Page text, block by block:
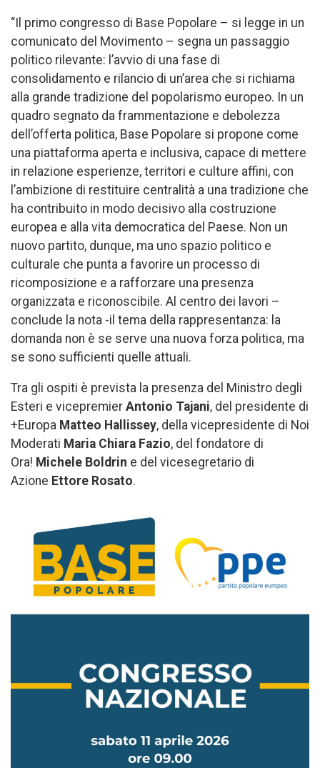
“Il primo congresso di Base Popolare – si legge in un
comunicato del Movimento – segna un passaggio
politico rilevante: l’avvio di una fase di
consolidamento e rilancio di un’area che si richiama
alla grande tradizione del popolarismo europeo. In un
quadro segnato da frammentazione e debolezza
dell’offerta politica, Base Popolare si propone come
una piattaforma aperta e inclusiva, capace di mettere
in relazione esperienze, territori e culture affini, con
l’ambizione di restituire centralità a una tradizione che
ha contribuito in modo decisivo alla costruzione
europea e alla vita democratica del Paese. Non un
nuovo partito, dunque, ma uno spazio politico e
culturale che punta a favorire un processo di
ricomposizione e a rafforzare una presenza
organizzata e riconoscibile. Al centro dei lavori –
conclude la nota -il tema della rappresentanza: la
domanda non è se serve una nuova forza politica, ma
se sono sufficienti quelle attuali.
Tra gli ospiti è prevista la presenza del Ministro degli
Esteri e vicepremier Antonio Tajani, del presidente di
+Europa Matteo Hallissey, della vicepresidente di Noi
Moderati Maria Chiara Fazio, del fondatore di
Ora! Michele Boldrin e del vicesegretario di
Azione Ettore Rosato.